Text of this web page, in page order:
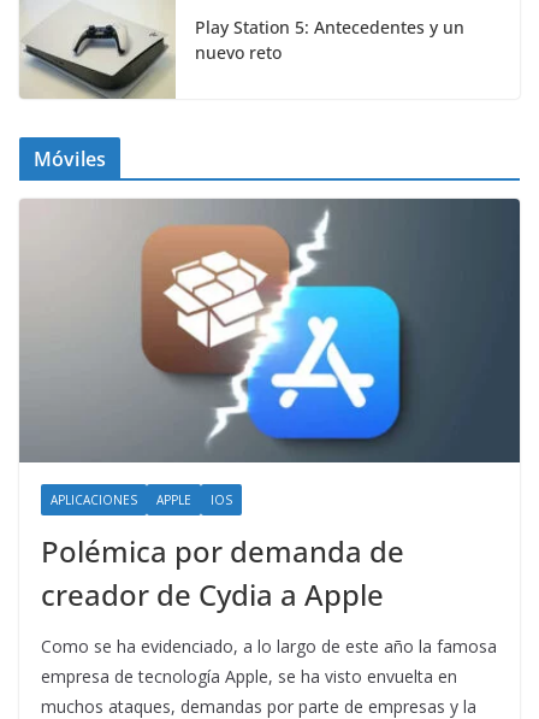
Play Station 5: Antecedentes y un
nuevo reto
Móviles
APLICACIONES APPLE IOS
Polémica por demanda de
creador de Cydia a Apple
Como se ha evidenciado, a lo largo de este año la famosa
empresa de tecnología Apple, se ha visto envuelta en
muchos ataques, demandas por parte de empresas y la